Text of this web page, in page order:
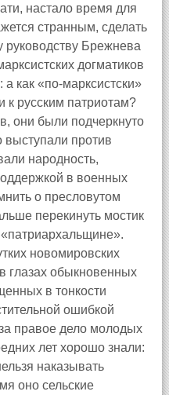
настало время для
странным, сделать
руководству Брежнева
догматиков
как «по‑марксистски»
к русским патриотам?
они были подчеркнуто
выступали против
народность,
в военных
о пресловутом
перекинуть мостик
новомировских
глазах обыкновенных
в тонкости
ошибкой
правое дело молодых
лет хорошо знали:
наказывать
оно сельские